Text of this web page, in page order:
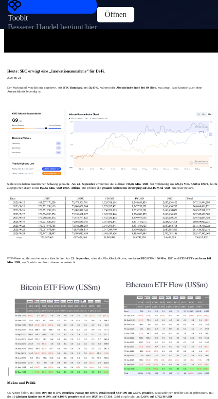
Toobit
Besserer Handel beginnt hier
Öffnen
Heute: SEC erwägt eine „Innovationsausnahme“ für DeFi.
2025-09-24
Der Marktanteil von Bitcoin stagnierte, mit BTC-Dominanz bei 58,47%, während der Altcoin-Index hoch bei 69 blieb, was zeigt, dass Rotation auch ohne
Ausbruchskraft lebendig ist.
Stablecoins haben zusätzlichen Schwung gebracht. Am 24. Septembererreichten die Zuflüsse 736,82 Mio. USD, fast vollständig aus 729,15 Mio. USD in USDT, leicht
ausgeglichen durch einen 167,62 Mio. USD USDC-Abfluss. Das erhöhte die gesamte Stablecoin-Versorgung auf 252,16 Mrd. USD, ein neuer Rekord.
ETF-Flüsse erzählten eine andere Geschichte. Am 23. September, ohne die BlackRock-Drucke, verloren BTC-ETFs 106 Mio. USDund ETH-ETFs verloren 141
Mio. USD, was Vorsicht von Institutionen unterstreicht.
Makro und Politik
US-Aktien fielen, mit dem Dow um 0,19% gesunken, Nasdaq um 0,95% gefallen und S&P 500 um 0,55% gesunken. Staatsanleihen und der Dollar gaben nach, mit
der 10-jährigen Rendite um 0,99% auf 4,106% gesunkenund dem DXY bei 97,334. Gold stieg leicht um 0,43% auf 3.762,48 USD.